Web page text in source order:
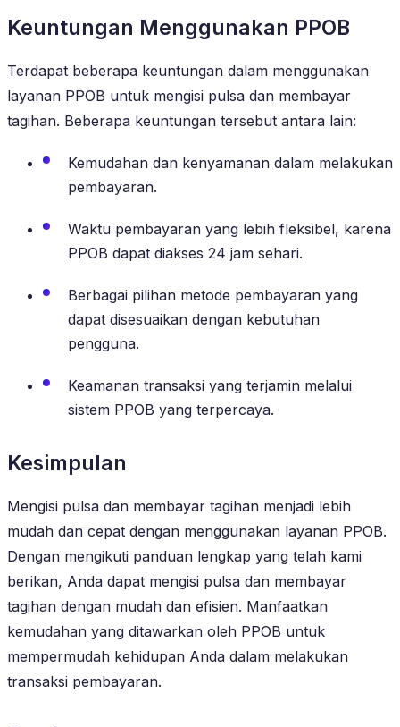
Keuntungan Menggunakan PPOB
Terdapat beberapa keuntungan dalam menggunakan
layanan PPOB untuk mengisi pulsa dan membayar
tagihan. Beberapa keuntungan tersebut antara lain:
Kemudahan dan kenyamanan dalam melakukan
pembayaran.
Waktu pembayaran yang lebih fleksibel, karena
PPOB dapat diakses 24 jam sehari.
Berbagai pilihan metode pembayaran yang
dapat disesuaikan dengan kebutuhan
pengguna.
Keamanan transaksi yang terjamin melalui
sistem PPOB yang terpercaya.
Kesimpulan
Mengisi pulsa dan membayar tagihan menjadi lebih
mudah dan cepat dengan menggunakan layanan PPOB.
Dengan mengikuti panduan lengkap yang telah kami
berikan, Anda dapat mengisi pulsa dan membayar
tagihan dengan mudah dan efisien. Manfaatkan
kemudahan yang ditawarkan oleh PPOB untuk
mempermudah kehidupan Anda dalam melakukan
transaksi pembayaran.